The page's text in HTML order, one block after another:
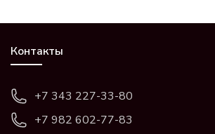
Контакты
+7 343 227-33-80
+7 982 602-77-83